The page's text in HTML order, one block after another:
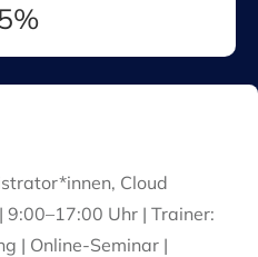
Cloud
Uhr | Trainer:
| Online-Seminar |